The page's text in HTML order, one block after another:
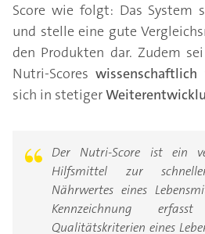
Score wie folgt: Das System
und stelle eine gute
den Produkten dar. Zudem
Nutri-Scoreswissenschaftlich
sich in stetiger
Der Nutri-Score ist ein
Hilfsmittel zur
Nährwertes eines
Kennzeichnung
Qualitätskriterien eines